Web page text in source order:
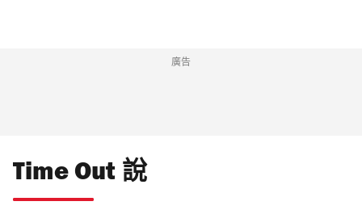
廣告
Time Out 說